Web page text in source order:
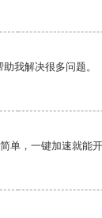
我解决很多问题。
单，一键加速就能开